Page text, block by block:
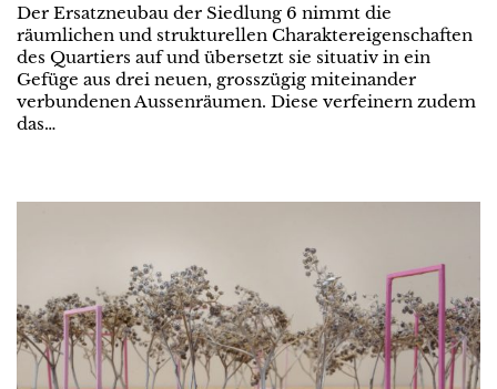
Der Ersatzneubau der Siedlung 6 nimmt die
räumlichen und strukturellen Charaktereigenschaften
des Quartiers auf und übersetzt sie situativ in ein
Gefüge aus drei neuen, grosszügig miteinander
verbundenen Aussenräumen. Diese verfeinern zudem
das…